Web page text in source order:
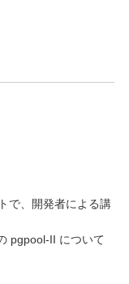
で、開発者による講
pgpool-II について